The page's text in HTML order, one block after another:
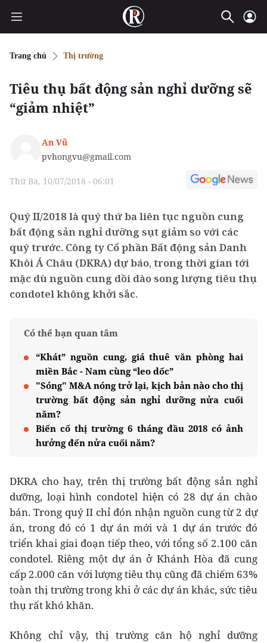
Trang chủ Thị trường
Tiêu thụ bất động sản nghỉ dưỡng sẽ
“giảm nhiệt”
An Vũ
pvhongvu@gmail.com
Thứ Ba, 10/07/2018 - 06:01
Quý II/2018 là quý thứ ba liên tục nguồn cung
bất động sản nghỉ dưỡng sụt giảm so với các
quý trước. Công ty Cổ phần Bất động sản Danh
Khôi Á Châu (DKRA) dự báo, trong thời gian tới
mặc dù nguồn cung dồi dào song lượng tiêu thụ
condotel không khởi sắc.
Có thể bạn quan tâm
“Khát” nguồn cung, giá thuê văn phòng hai
miền Bắc - Nam cùng “leo dốc”
"Sóng" M&A nóng trở lại, kịch bản nào cho thị
trường bất động sản nghỉ dưỡng nửa cuối
năm?
Biến cố thị trường 6 tháng đầu 2018 có ảnh
hưởng đến nửa cuối năm?
DKRA cho hay, trên thị trường bất động sản nghỉ
dưỡng, loại hình condotel hiện có 28 dự án chào
bán. Trong quý II chỉ đón nhận nguồn cung từ 2 dự
án, trong đó có 1 dự án mới và 1 dự án trước đó
triển khai giai đoạn tiếp theo, với tổng số 2.100 căn
condotel. Riêng một dự án ở Khánh Hòa đã cung
cấp 2.000 căn với lượng tiêu thụ cũng đã chiếm 63%
toàn thị trường trong khi ở các dự án khác, sức tiêu
thụ rất khó khăn.
Không chỉ vậy, thị trường căn hộ nghỉ dưỡng